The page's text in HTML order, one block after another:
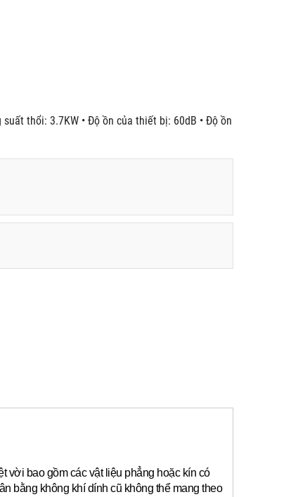
thổi: 3.7KW • Độ ồn của thiết bị: 60dB • Độ ồn
vời bao gồm các vật liệu phẳng hoặc kín có
bằng không khí dính cũ không thể mang theo